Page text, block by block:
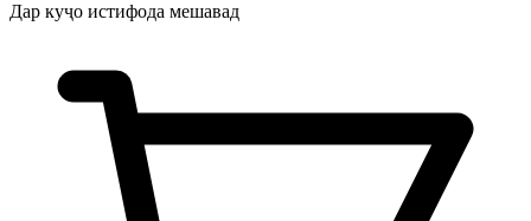
Дар куҷо истифода мешавад